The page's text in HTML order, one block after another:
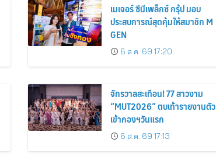
เมเจอร์ ซีนีเพล็กซ์ กรุ้ป มอบ
ประสบการณ์สุดคุ้มให้สมาชิก M
GEN
6 ส.ค. 69 17:20
จักรวาลสะเทือน! 77 สาวงาม
“MUT2026” ตบเท้ารายงานตัว
เข้ากองฯวันแรก
6 ส.ค. 69 17:13